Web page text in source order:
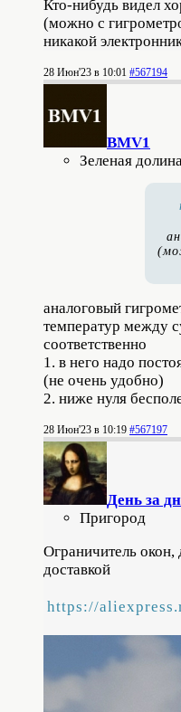
Кто-нибудь видел
(можно с
никакой
28 Июн'23 в 10:01 #567194
BMV1
Зеленая
аналоговый
температур между
соответственно
1. в него надо
(не очень удобно)
2. ниже нуля
28 Июн'23 в 10:19 #567197
День за
Пригород
Ограничитель
доставкой
https://